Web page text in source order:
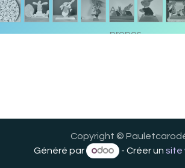
A
propos
Copyright ©
Généré par
- Créer un site